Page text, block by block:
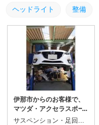
ヘッドライト 整備
伊那市からのお客様で、
マツダ・アクセラスポー
ツです。今回のお客様は